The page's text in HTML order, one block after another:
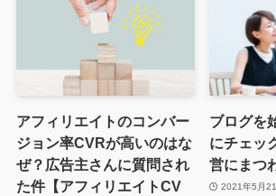
アフィリエイトのコンバー
ジョン率CVRが高いのはな
ぜ？広告主さんに質問され
た件【アフィリエイトCV
ブログを
にチェッ
営にまつ
2021年5月